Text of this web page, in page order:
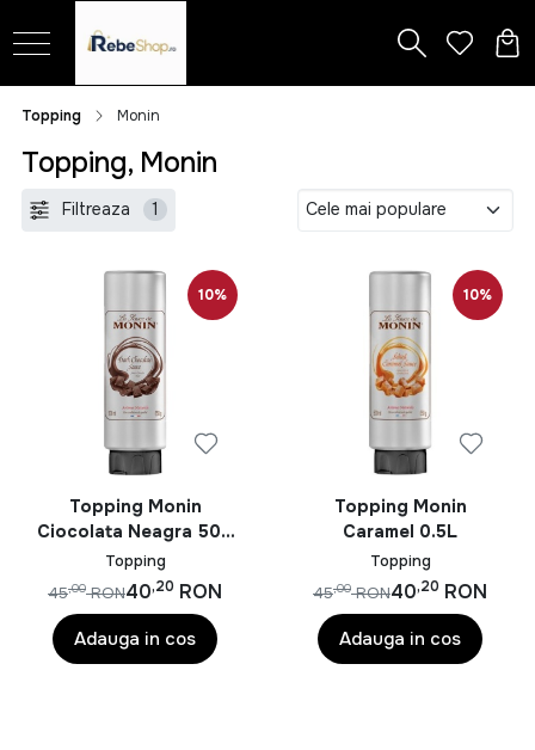
Topping Monin
Topping, Monin
Filtreaza 1
10%
Topping Monin
Ciocolata Neagra 500
ml
Topping
40,20 RON
45,00 RON
Adauga in cos
10%
Topping Monin
Caramel 0.5L
Topping
40,20 RON
45,00 RON
Adauga in cos